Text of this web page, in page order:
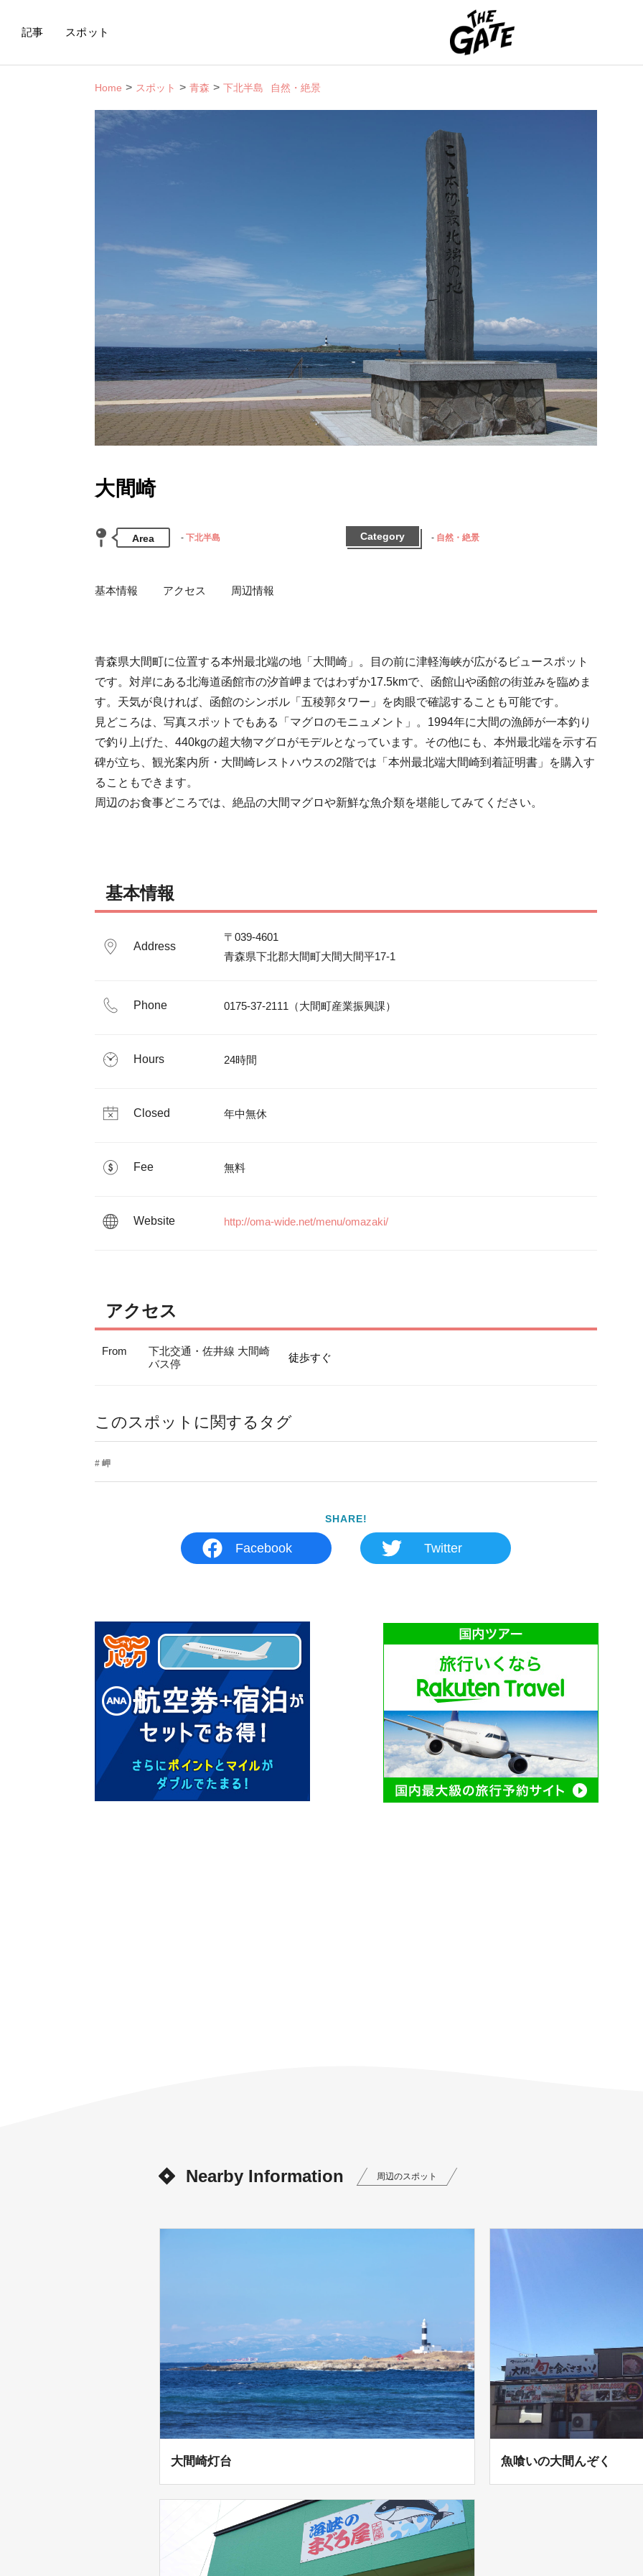
記事 スポット
Home スポット 青森 下北半島 自然・絶景
大間崎
Area 下北半島 Category 自然・絶景
基本情報 アクセス 周辺情報
青森県大間町に位置する本州最北端の地「大間崎」。目の前に津軽海峡が広がるビュースポット
です。対岸にある北海道函館市の汐首岬まではわずか17.5kmで、函館山や函館の街並みを臨めま
す。天気が良ければ、函館のシンボル「五稜郭タワー」を肉眼で確認することも可能です。
見どころは、写真スポットでもある「マグロのモニュメント」。1994年に大間の漁師が一本釣り
で釣り上げた、440kgの超大物マグロがモデルとなっています。その他にも、本州最北端を示す石
碑が立ち、観光案内所・大間崎レストハウスの2階では「本州最北端大間崎到着証明書」を購入す
ることもできます。
周辺のお食事どころでは、絶品の大間マグロや新鮮な魚介類を堪能してみてください。
基本情報
Address
〒039-4601
青森県下北郡大間町大間大間平17-1
Phone
Hours 24時間
Closed 年中無休
Fee 無料
Website http://oma-wide.net/menu/omazaki/
アクセス
From
下北交通・佐井線 大間崎
バス停
徒歩すぐ
このスポットに関するタグ
岬
SHARE!
Facebook Twitter
Nearby Information 周辺のスポット
大間崎灯台 魚喰いの大間んぞく